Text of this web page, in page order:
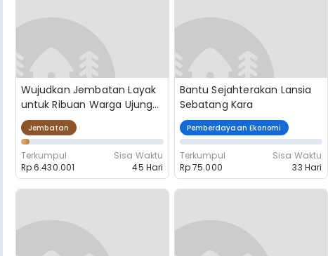
Wujudkan Jembatan Layak
untuk Ribuan Warga Ujung
Karang!
Jembatan
Terkumpul
Rp 6.430.001
Sisa Waktu
45 Hari
Bantu Sejahterakan Lansia
Sebatang Kara
Pemberdayaan Ekonomi
Terkumpul
Rp 75.000
Sisa Waktu
33 Hari